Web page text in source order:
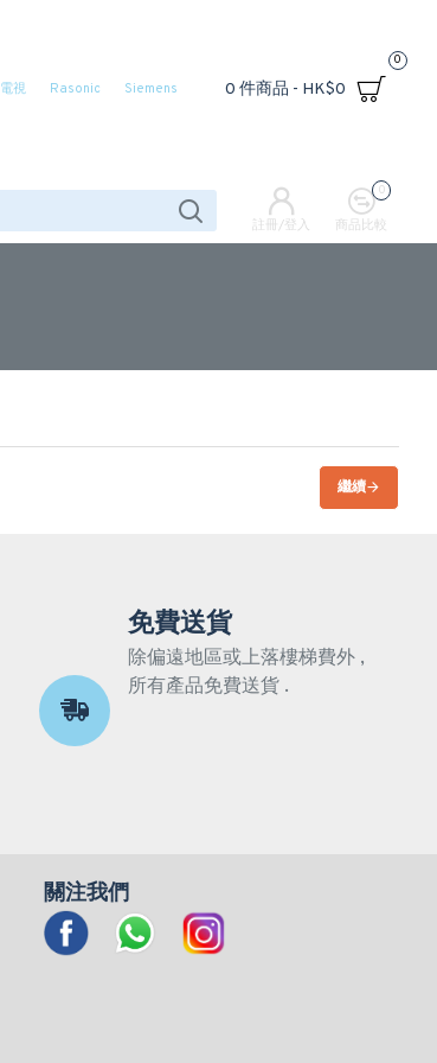
電視 Rasonic Siemens 0 件商品 - HK$0
0
註冊/登入 商品比較
0
繼續
免費送貨
除偏遠地區或上落樓梯費外 ,
所有產品免費送貨 .
關注我們